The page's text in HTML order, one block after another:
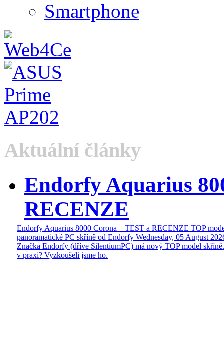
Smartphone
Aktuální články
Endorfy Aquarius
RECENZE
Endorfy Aquarius 8000 Corona – TEST a RECENZE TOP
panoramatické PC skříně od Endorfy Wednesday, 05 August
Značka Endorfy (dříve SilentiumPC) má nový TOP model
v praxi? Vyzkoušeli jsme ho.